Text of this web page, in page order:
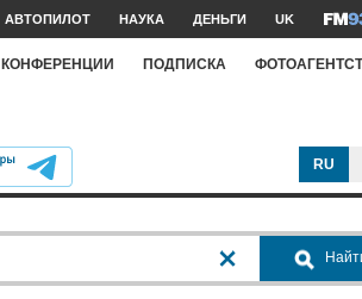
АВТОПИЛОТ НАУКА ДЕНЬГИ UK
КОНФЕРЕНЦИИ ПОДПИСКА
RU